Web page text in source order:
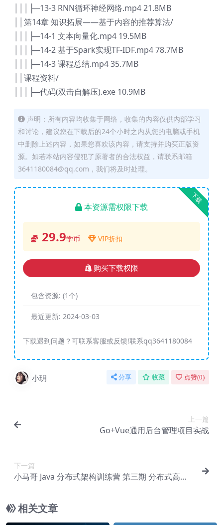
│││├─13-3 RNN循环神经网络.mp4 21.8MB
││第14章 知识拓展——基于内容的推荐算法/
│││├─14-1 文本向量化.mp4 19.5MB
│││├─14-2 基于Spark实现TF-IDF.mp4 78.7MB
│││├─14-3 课程总结.mp4 35.7MB
││课程资料/
│││├─代码(双击自解压).exe 10.9MB
声明：所有内容均收集于网络，收集的内容仅供内部学习
和讨论，建议您在下载后的24个小时之内从您的电脑或手机
中删除上述内容，如果您喜欢该内容，请支持并购买正版资
源。如若本站内容侵犯了原著者的合法权益，请联系邮箱
3641180084@qq.com，我们将及时处理。
下载
本资源需权限下载
29.9学币 VIP折扣
购买下载权限
包含资源: (1个)
最近更新: 2024-03-03
下载遇到问题？可联系客服或反馈!联系qq3641180084
小玥 分享 收藏 点赞(0)
上一篇
Go+Vue通用后台管理项目实战
下一篇
小马哥 Java 分布式架构训练营 第三期 分布式高并
相关文章